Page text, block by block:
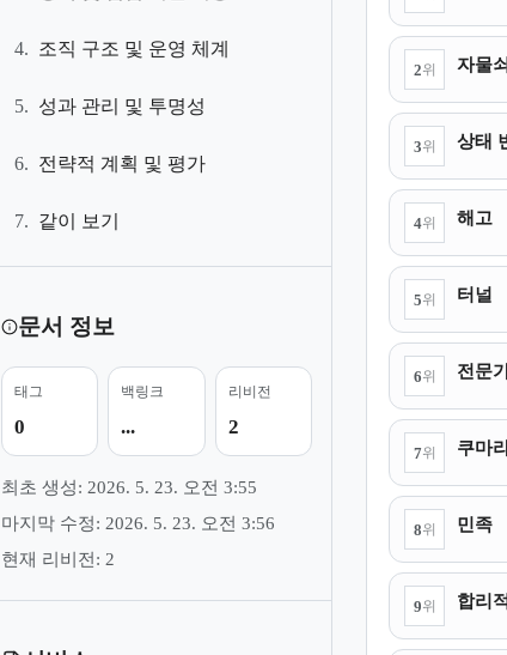
4. 조직 구조 및 운영 체계
5. 성과 관리 및 투명성
6. 전략적 계획 및 평가
7. 같이 보기
문서 정보
태그
0
백링크
...
리비전
2
최초 생성: 2026. 5. 23. 오전 3:55
마지막 수정: 2026. 5. 23. 오전 3:56
현재 리비전: 2
2위 자물
3위 상태
4위 해고
5위 터널
6위 전문
7위 쿠마
8위 민족
9위 합리